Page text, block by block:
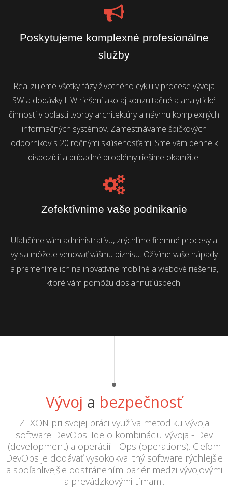
Poskytujeme komplexné profesionálne
služby
Realizujeme všetky fázy životného cyklu v procese vývoja
SW a dodávky HW riešení ako aj konzultačné a analytické
činnosti v oblasti tvorby architektúry a návrhu komplexných
informačných systémov. Zamestnávame špičkových
odborníkov s 20 ročnými skúsenosťami. Sme vám denne k
dispozícii a prípadné problémy riešime okamžite.
Zefektívnime vaše podnikanie
Uľahčíme vám administratívu, zrýchlime firemné procesy a
vy sa môžete venovať vášmu biznisu. Oživíme vaše nápady
a premeníme ich na inovatívne mobilné a webové riešenia,
ktoré vám pomôžu dosiahnuť úspech.
Vývoj a bezpečnosť
ZEXON pri svojej práci využíva metodiku vývoja
software DevOps. Ide o kombináciu vývoja - Dev
(development) a operácií - Ops (operations). Cieľom
DevOps je dodávať vysokokvalitný software rýchlejšie
a spoľahlivejšie odstránením bariér medzi vývojovými
a prevádzkovými tímami.